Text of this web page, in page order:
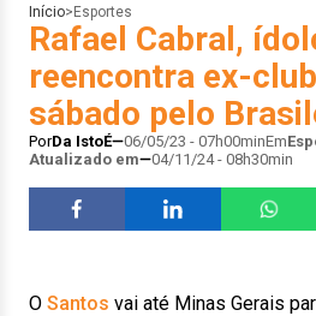
Início> Esportes
Rafael Cabral,
reencontra ex-
sábado pelo
PorDa IstoÉ 06/05/23 - 07h00minEm
Atualizado em
04/11/24 - 08h30min
O Santos vai até Minas Gerais